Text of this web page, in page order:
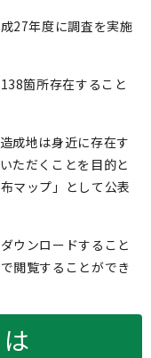
27年度に調査を実施
箇所存在すること
成地は身近に存在す
ただくことを目的と
マップ」として公表
ウンロードすること
閲覧することができ